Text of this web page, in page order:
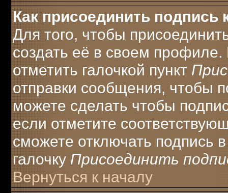
Как присоединить
Для того, чтобы
создать её в своем
отметить галочкой пункт
отправки сообщения, чтобы
можете сделать чтобы
если отметите
сможете отключать подпись
галочку Присоединить
Вернуться к началу